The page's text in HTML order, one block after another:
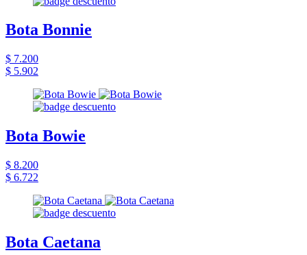
Bota Bonnie
$ 7.200
$ 5.902
Bota Bowie
$ 8.200
$ 6.722
Bota Caetana